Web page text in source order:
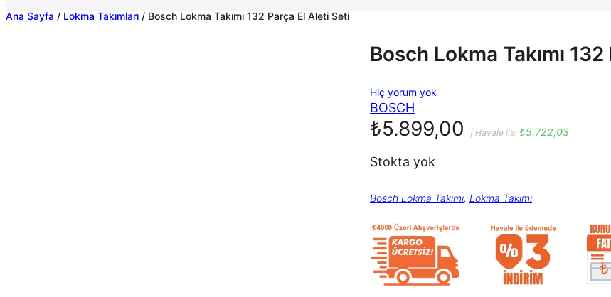
Ana Sayfa / Lokma Takımları / Bosch Lokma Takımı 132 Parça El Aleti Seti
Bosch Lokma Takımı
B
o
s
c
h
k
m
a
m
1
3
2
Hiç yorum yok
BOSCH
₺5.899,00 | Havale ile: ₺5.722,03
Stokta yok
Bosch Lokma Takımı, Lokma Takımı